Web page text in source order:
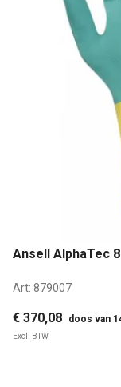
Ansell AlphaTec
Art: 879007
€ 370,08 doos van
Excl. BTW